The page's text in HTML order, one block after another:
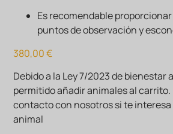
Es recomendable
puntos de observación y
380,00€
Debido a la Ley 7/2023 de bienestar
permitido añadir animales al carrito.
contacto con nosotros si te
animal